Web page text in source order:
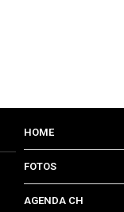
HOME
FOTOS
AGENDA CH